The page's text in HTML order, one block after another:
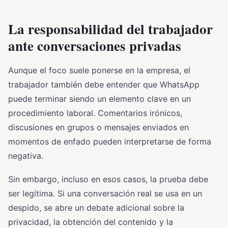
La responsabilidad del trabajador
ante conversaciones privadas
Aunque el foco suele ponerse en la empresa, el
trabajador también debe entender que WhatsApp
puede terminar siendo un elemento clave en un
procedimiento laboral. Comentarios irónicos,
discusiones en grupos o mensajes enviados en
momentos de enfado pueden interpretarse de forma
negativa.
Sin embargo, incluso en esos casos, la prueba debe
ser legítima. Si una conversación real se usa en un
despido, se abre un debate adicional sobre la
privacidad, la obtención del contenido y la